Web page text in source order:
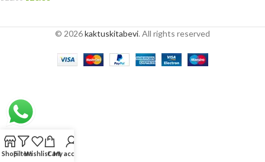
© 2026kaktuskitabevi. All rights reserved
ShopFiltersWishlistCartMy account